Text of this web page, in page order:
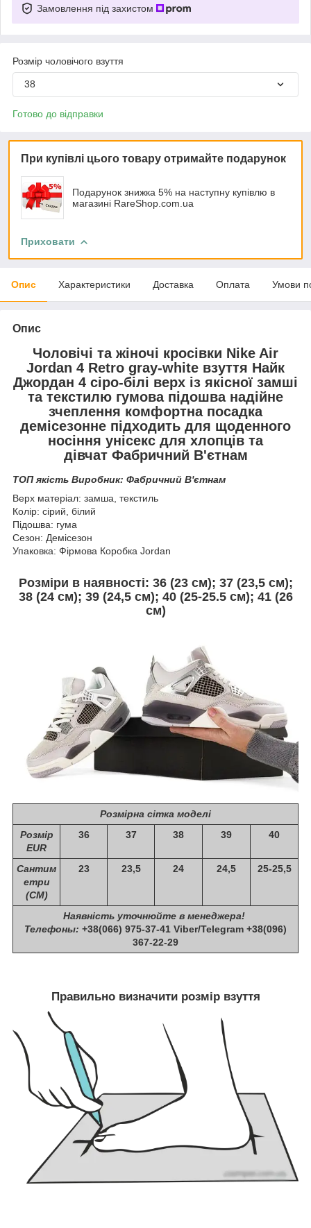
Замовлення під захистом
Розмір чоловічого взуття
38
Готово до відправки
При купівлі цього товару отримайте подарунок
Подарунок знижка 5% на наступну купівлю в
магазині RareShop.com.ua
Приховати
Опис Характеристики Доставка Оплата Умови
Опис
Чоловічі та жіночі кросівки Nike Air
Jordan 4 Retro gray-white взуття Найк
Джордан 4 сіро-білі верх із якісної замші
та текстилю гумова підошва надійне
зчеплення комфортна посадка
демісезонне підходить для щоденного
носіння унісекс для хлопців та
дівчат Фабричний В'єтнам
ТОП якість Виробник: Фабричний В'єтнам
Верх матеріал: замша, текстиль
Колір: сірий, білий
Підошва: гума
Сезон: Демісезон
Упаковка: Фірмова Коробка Jordan
Розміри в наявності: 36 (23 см); 37 (23,5 см);
38 (24 см); 39 (24,5 см); 40 (25-25.5 см); 41 (26
см)
Розмірна сітка моделі
Розмір
EUR
36 37 38 39 40
Сантим
етри
(СМ)
23 23,5 24 24,5 25-25,5
Наявність уточнюйте в менеджера!
Телефоны: +38(066) 975-37-41 Viber/Telegram +38(096)
367-22-29
Правильно визначити розмір взуття